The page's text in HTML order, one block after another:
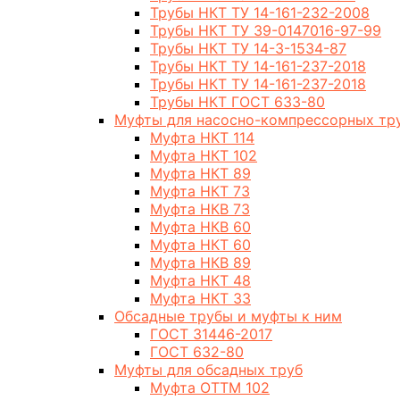
Трубы НКТ ТУ 14-161-232-2008
Трубы НКТ ТУ 39-0147016-97-99
Трубы НКТ ТУ 14-3-1534-87
Трубы НКТ ТУ 14-161-237-2018
Трубы НКТ ТУ 14-161-237-2018
Трубы НКТ ГОСТ 633-80
Муфты для насосно-компрессорных
Муфта НКТ 114
Муфта НКТ 102
Муфта НКТ 89
Муфта НКТ 73
Муфта НКВ 73
Муфта НКВ 60
Муфта НКТ 60
Муфта НКВ 89
Муфта НКТ 48
Муфта НКТ 33
Обсадные трубы и муфты к ним
ГОСТ 31446-2017
ГОСТ 632-80
Муфты для обсадных труб
Муфта ОТТМ 102